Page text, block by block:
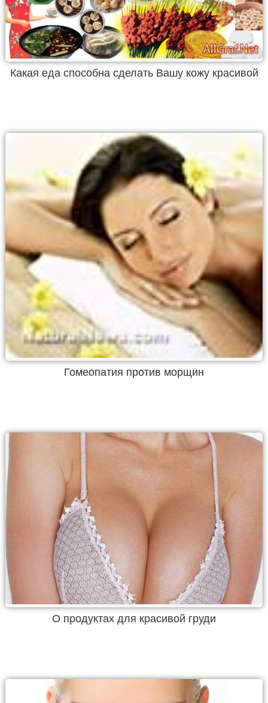
Какая еда способна сделать Вашу кожу красивой
Гомеопатия против морщин
О продуктах для красивой груди